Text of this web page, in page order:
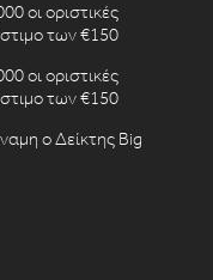
οι οριστικές
των €150
οι οριστικές
των €150
ο Δείκτης Big